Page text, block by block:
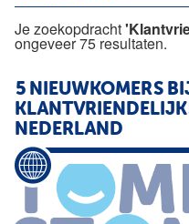
Je zoekopdracht
ongeveer 75 resultaten.
5 NIEUWKOMERS
NEDERLAND